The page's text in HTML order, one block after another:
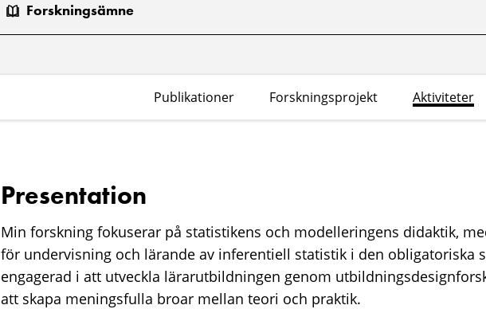
Forskningsämne
Publikationer Forskningsprojekt Aktiviteter
Presentation
Min forskning fokuserar på statistikens och modelleringens didaktik,
för undervisning och lärande av inferentiell statistik i den obligatoriska
engagerad i att utveckla lärarutbildningen genom
att skapa meningsfulla broar mellan teori och praktik.